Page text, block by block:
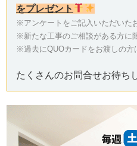
をプレゼント
※アンケートをご記入いただいた
※新たな工事のご相談がある方に
※過去にQUOカードをお渡しの方
たくさんのお問合せお待ち